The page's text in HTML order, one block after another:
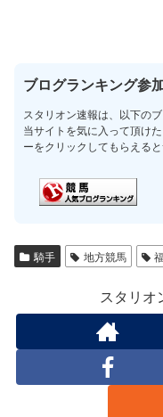
ブログランキング参
スタリオン速報は、以下の
当サイトを気に入って頂け
ーをクリックしてもらえる
騎手 地方競馬
スタリオ